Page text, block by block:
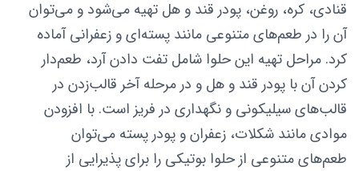
قنادی، کره، روغن، پودر قند و هل تهیه می‌شود و می‌توان
آن را در طعم‌های متنوعی مانند پسته‌ای و زعفرانی آماده
کرد. مراحل تهیه این حلوا شامل تفت دادن آرد، طعم‌دار
کردن آن با پودر قند و هل و در مرحله آخر قالب‌زدن در
قالب‌های سیلیکونی و نگهداری در فریز است. با افزودن
موادی مانند شکلات، زعفران و پودر پسته می‌توان
طعم‌های متنوعی از حلوا بوتیکی را برای پذیرایی از